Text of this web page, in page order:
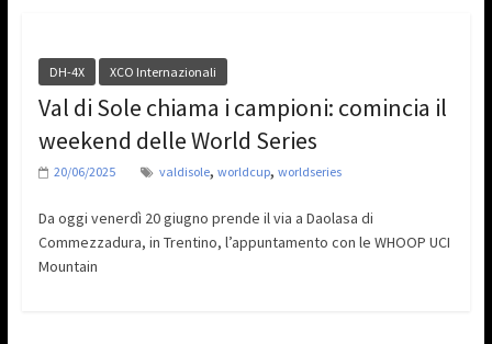
DH-4X XCO Internazionali
Val di Sole chiama i campioni: comincia il
weekend delle World Series
20/06/2025 valdisole, worldcup, worldseries
Da oggi venerdì 20 giugno prende il via a Daolasa di
Commezzadura, in Trentino, l’appuntamento con le WHOOP UCI
Mountain